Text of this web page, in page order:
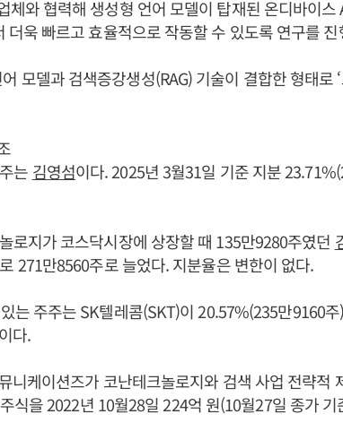
체와 협력해 생성형 언어 모델이 탑재된 온디바이스
더욱 빠르고 효율적으로 작동할 수 있도록 연구를
모델과 검색증강생성(RAG) 기술이 결합한 형태로 ‘
는 김영섬이다. 2025년 3월31일 기준 지분
로지가 코스닥시장에 상장할 때 135만9280주였던
271만8560주로 늘었다. 지분율은 변한이 없다.
는 주주는 SK텔레콤(SKT)이 20.57%(235만9160
다.
니케이션즈가 코난테크놀로지와 검색 사업 전략적
식을 2022년 10월28일 224억 원(10월27일 종가 기